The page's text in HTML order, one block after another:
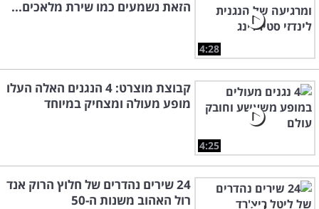
4:28
הזאת נשמעים כמו שירת מלאכים...
4:25
קבוצת מוצרט: 4 הנגנים האלה העלו
מופע מעולה ומצחיק במיוחד
24 שירים נהדרים של חלוץ הרוק אנד
רול האהוב משנות ה-50